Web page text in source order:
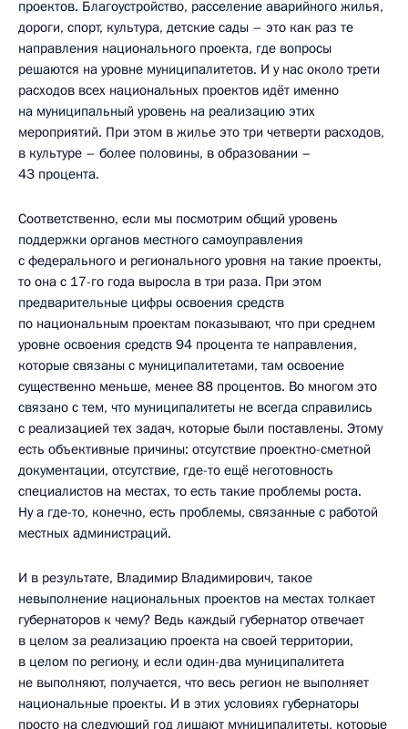
проектов. Благоустройство, расселение аварийного жилья,
дороги, спорт, культура, детские сады – это как раз те
направления национального проекта, где вопросы
решаются на уровне муниципалитетов. И у нас около трети
расходов всех национальных проектов идёт именно
на муниципальный уровень на реализацию этих
мероприятий. При этом в жилье это три четверти расходов,
в культуре – более половины, в образовании –
43 процента.
Соответственно, если мы посмотрим общий уровень
поддержки органов местного самоуправления
с федерального и регионального уровня на такие проекты,
то она с 17-го года выросла в три раза. При этом
предварительные цифры освоения средств
по национальным проектам показывают, что при среднем
уровне освоения средств 94 процента те направления,
которые связаны с муниципалитетами, там освоение
существенно меньше, менее 88 процентов. Во многом это
связано с тем, что муниципалитеты не всегда справились
с реализацией тех задач, которые были поставлены. Этому
есть объективные причины: отсутствие проектно-сметной
документации, отсутствие, где-то ещё неготовность
специалистов на местах, то есть такие проблемы роста.
Ну а где-то, конечно, есть проблемы, связанные с работой
местных администраций.
И в результате, Владимир Владимирович, такое
невыполнение национальных проектов на местах толкает
губернаторов к чему? Ведь каждый губернатор отвечает
в целом за реализацию проекта на своей территории,
в целом по региону, и если один-два муниципалитета
не выполняют, получается, что весь регион не выполняет
национальные проекты. И в этих условиях губернаторы
просто на следующий год лишают муниципалитеты, которые